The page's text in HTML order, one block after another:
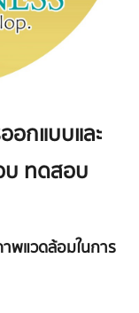
อกแบบและ
บ ทดสอบ
พแวดล้อมในการ